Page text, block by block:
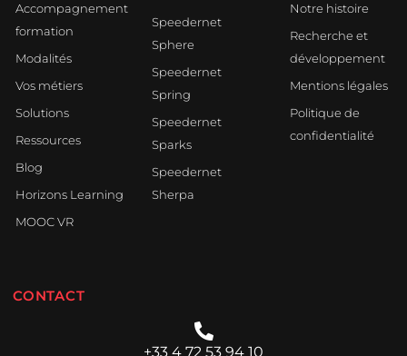
Accompagnement
formation
Modalités
Vos métiers
Solutions
Ressources
Blog
Horizons Learning
MOOC VR
Speedernet
Sphere
Speedernet
Spring
Speedernet
Sparks
Speedernet
Sherpa
Notre histoire
Recherche et
développement
Mentions légales
Politique de
confidentialité
CONTACT
+33 4 72 53 94 10